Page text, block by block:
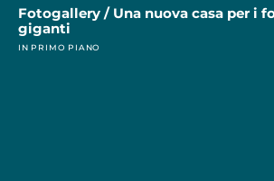
Fotogallery / Una nuova casa per i
giganti
IN PRIMO PIANO